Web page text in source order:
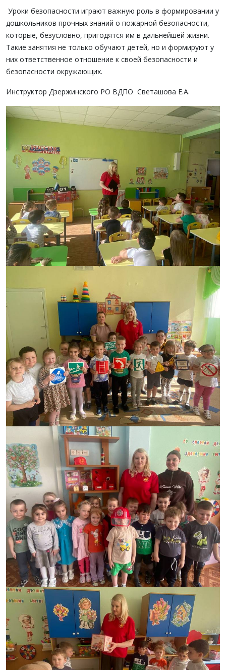
Уроки безопасности играют важную роль в формировании у
дошкольников прочных знаний о пожарной безопасности,
которые, безусловно, пригодятся им в дальнейшей жизни.
Такие занятия не только обучают детей, но и формируют у
них ответственное отношение к своей безопасности и
безопасности окружающих.
Инструктор Дзержинского РО ВДПО Светашова Е.А.